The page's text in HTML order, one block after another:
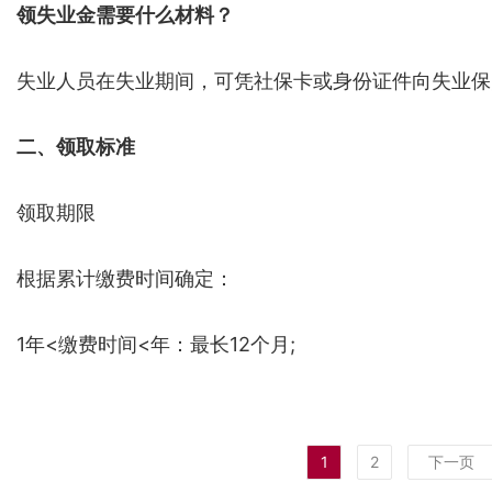
领失业金需要什么材料？
失业人员在失业期间，可凭社保卡或身份证件向失业
二、领取标准
领取期限
根据累计缴费时间确定：
1年<缴费时间<年：最长12个月;
1 2 下一页